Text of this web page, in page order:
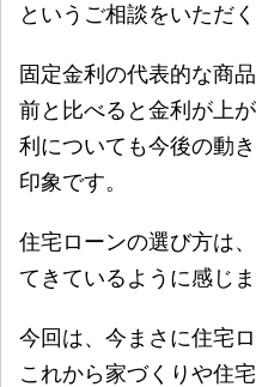
というご相談をいただ
固定金利の代表的な商
前と比べると金利が上
利についても今後の動
印象です。
住宅ローンの選び方は
てきているように感じま
今回は、今まさに住宅
これから家づくりや住